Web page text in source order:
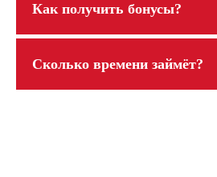
Как получить бонусы?
Сколько времени займёт?